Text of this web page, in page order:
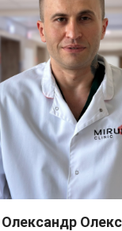
Олександр